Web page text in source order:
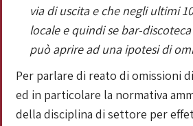
via di uscita e che negli ultimi
locale e quindi se bar-
può aprire ad una ipotesi di
Per parlare di reato di omissioni
ed in particolare la normativa
della disciplina di settore per